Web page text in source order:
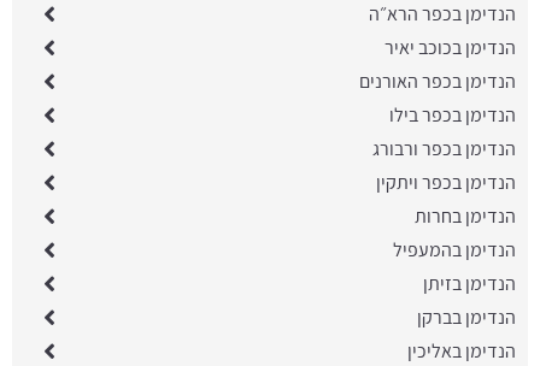
הנדימן בכפר הרא״ה
הנדימן בכוכב יאיר
הנדימן בכפר האורנים
הנדימן בכפר בילו
הנדימן בכפר ורבורג
הנדימן בכפר ויתקין
הנדימן בחרות
הנדימן בהמעפיל
הנדימן בזיתן
הנדימן בברקן
הנדימן באליכין